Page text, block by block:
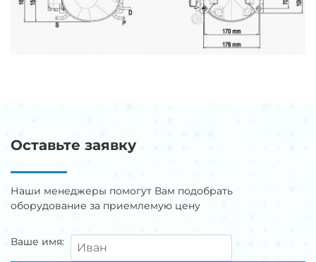
Оставьте заявку
Наши менеджеры помогут Вам подобрать
оборудование за приемлемую цену
Ваше имя: